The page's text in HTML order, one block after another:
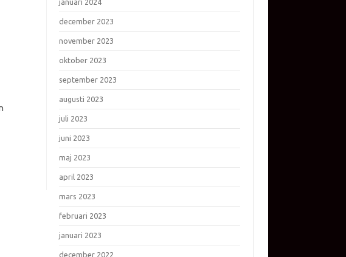
januari 2024
december 2023
november 2023
oktober 2023
september 2023
augusti 2023
juli 2023
juni 2023
maj 2023
april 2023
mars 2023
februari 2023
januari 2023
december 2022